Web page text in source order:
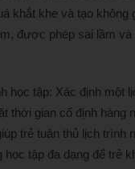
khắt khe và tạo không
được phép sai lầm
học tập: Xác định một
thời gian cố định hàng
trẻ tuân thủ lịch trình
học tập đa dạng để trẻ